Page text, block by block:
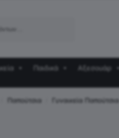
Παιδικά Αξεσουάρ
Παπούτσια Γυναικεία Παπούτσια